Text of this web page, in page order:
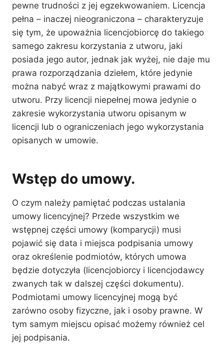
pewne trudności z jej egzekwowaniem. Licencja
pełna – inaczej nieograniczona – charakteryzuje
się tym, że upoważnia licencjobiorcę do takiego
samego zakresu korzystania z utworu, jaki
posiada jego autor, jednak jak wyżej, nie daje mu
prawa rozporządzania dziełem, które jedynie
można nabyć wraz z majątkowymi prawami do
utworu. Przy licencji niepełnej mowa jedynie o
zakresie wykorzystania utworu opisanym w
licencji lub o ograniczeniach jego wykorzystania
opisanych w umowie.
Wstęp do umowy.
O czym należy pamiętać podczas ustalania
umowy licencyjnej? Przede wszystkim we
wstępnej części umowy (komparycji) musi
pojawić się data i miejsca podpisania umowy
oraz określenie podmiotów, których umowa
będzie dotyczyła (licencjobiorcy i licencjodawcy
zwanych tak w dalszej części dokumentu).
Podmiotami umowy licencyjnej mogą być
zarówno osoby fizyczne, jak i osoby prawne. W
tym samym miejscu opisać możemy również cel
jej podpisania.